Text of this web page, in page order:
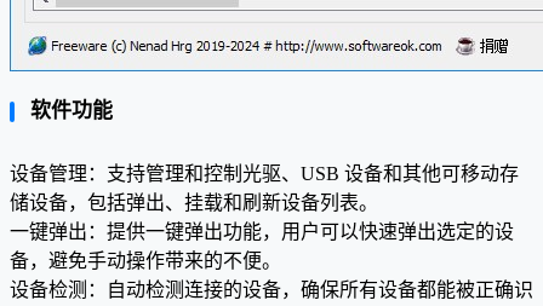
软件功能
设备管理：支持管理和控制光驱、USB 设备和其他可移动存
储设备，包括弹出、挂载和刷新设备列表。
一键弹出：提供一键弹出功能，用户可以快速弹出选定的设
备，避免手动操作带来的不便。
设备检测：自动检测连接的设备，确保所有设备都能被正确识